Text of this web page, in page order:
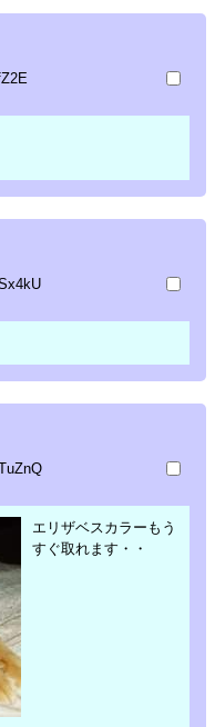
エリザベスカラーもう
すぐ取れます・・